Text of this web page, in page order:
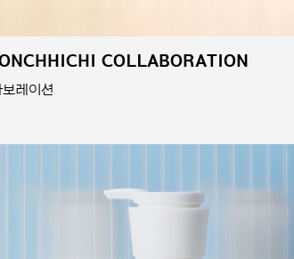
COLLABORATION
레이션